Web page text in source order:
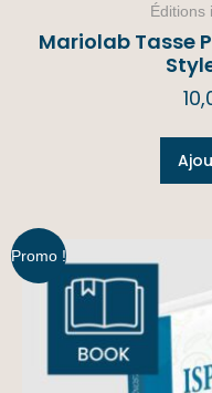
Éditions
Mariolab Tasse
Promo !